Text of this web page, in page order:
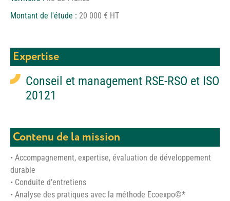
Montant de l'étude : 20 000 € HT
Expertise
Conseil et management RSE-RSO et ISO
20121
Contenu de la mission
• Accompagnement, expertise, évaluation de développement
durable
• Conduite d’entretiens
• Analyse des pratiques avec la méthode Ecoexpo©*